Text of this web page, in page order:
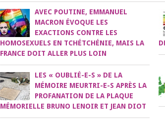
AVEC POUTINE, EMMANUEL
MACRON ÉVOQUE LES
EXACTIONS CONTRE LES
HOMOSEXUELS EN TCHÉTCHÉNIE, MAIS LA
FRANCE DOIT ALLER PLUS LOIN
LES « OUBLIÉ-E-S » DE LA
MÉMOIRE MEURTRI-E-S APRÈS LA
PROFANATION DE LA PLAQUE
MÉMORIELLE BRUNO LENOIR ET JEAN DIOT